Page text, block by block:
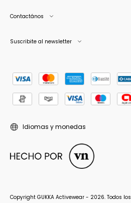
Contactános
Suscribite al newsletter
Idiomas y monedas
Copyright GUKKA Activewear - 2026. Todos